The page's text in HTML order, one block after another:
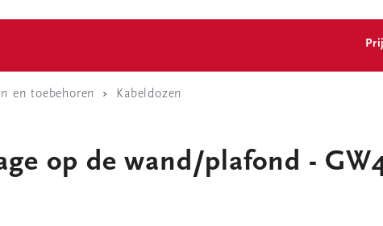
en toebehoren Kabeldozen
op de wand/plafond -